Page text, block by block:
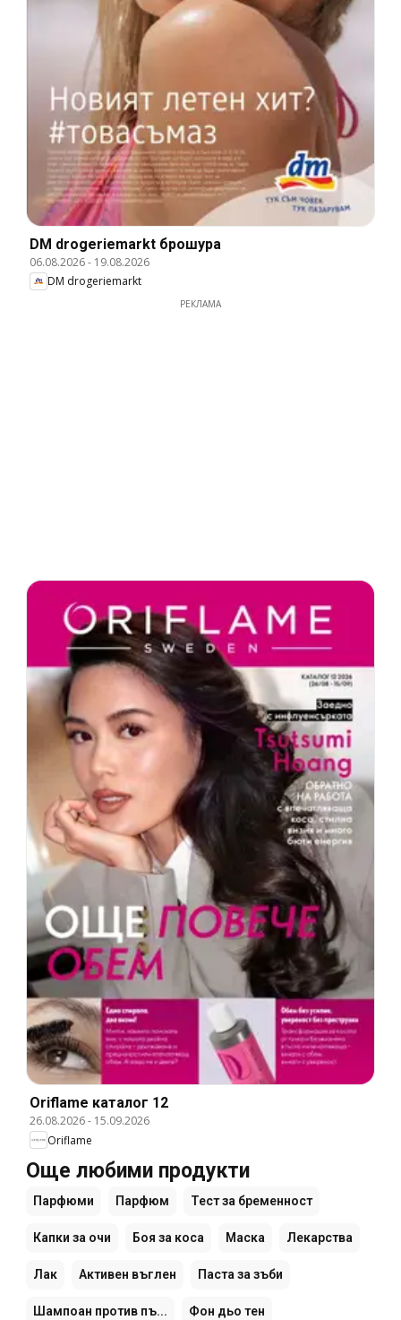
DM drogeriemarkt брошура
06.08.2026- 19.08.2026
DM drogeriemarkt
РЕКЛАМА
Oriflame каталог 12
26.08.2026- 15.09.2026
Oriflame
Още любими продукти
Парфюми Парфюм Тест за бременност
Капки за очи Боя за коса Маска Лекарства
Лак Активен въглен Паста за зъби
Шампоан против пъ... Фон дьо тен